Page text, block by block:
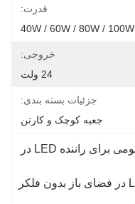
قدرت:
40W / 60W / 80W / 100W
خروجی:
24 ولت
جزئیات بسته بندی:
جعبه کوچک و کارتن